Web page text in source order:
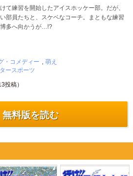
て練習を開始したアイスホッケー部。だが、
部員たちと、スケベなコーチ。まともな練習
多へ向かうが…!?
・コメディー
萌え
ースポーツ
投稿）
無料版を読む